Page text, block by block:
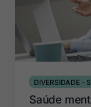
DIVERSIDADE-
Saúde